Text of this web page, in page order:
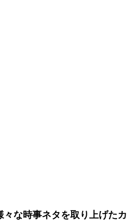
な時事ネタを取り上げたカ